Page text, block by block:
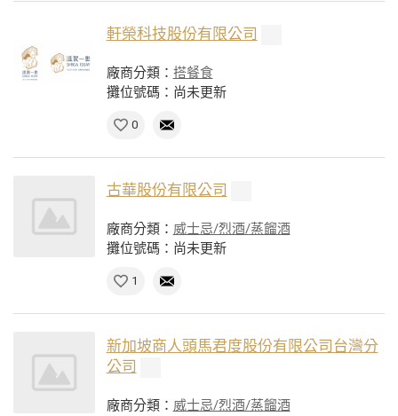
軒榮科技股份有限公司
廠商分類： 搭餐食
攤位號碼：尚未更新
0
古華股份有限公司
廠商分類： 威士忌/烈酒/蒸餾酒
攤位號碼：尚未更新
1
新加坡商人頭馬君度股份有限公司台灣分
公司
廠商分類： 威士忌/烈酒/蒸餾酒